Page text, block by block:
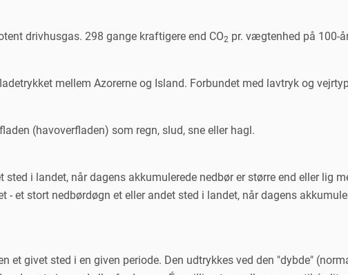
drivhusgas. 298 gange kraftigere end CO2 pr. vægtenhed på 100-
mellem Azorerne og Island. Forbundet med lavtryk og
(havoverfladen) som regn, slud, sne eller hagl.
sted i landet, når dagens akkumulerede nedbør er større end eller lig
et stort nedbørdøgn et eller andet sted i landet, når dagens
et givet sted i en given periode. Den udtrykkes ved den "dybde"